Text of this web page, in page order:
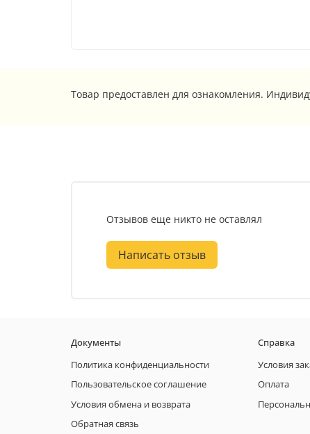
Товар предоставлен для ознакомления.
Отзывов еще никто не оставлял
Написать отзыв
Документы
Политика конфиденциальности
Пользовательское соглашение
Условия обмена и возврата
Обратная связь
Справка
Условия
Оплата